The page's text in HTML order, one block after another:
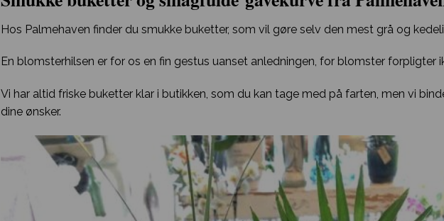
Hos Palmehaven finder du smukke buketter, som vil gøre selv den mest grå og
En blomsterhilsen er for os en fin gestus uanset anledningen, for blomster forpligter
Vi har altid friske buketter klar i butikken, som du kan tage med på farten, men vi
dine ønsker.